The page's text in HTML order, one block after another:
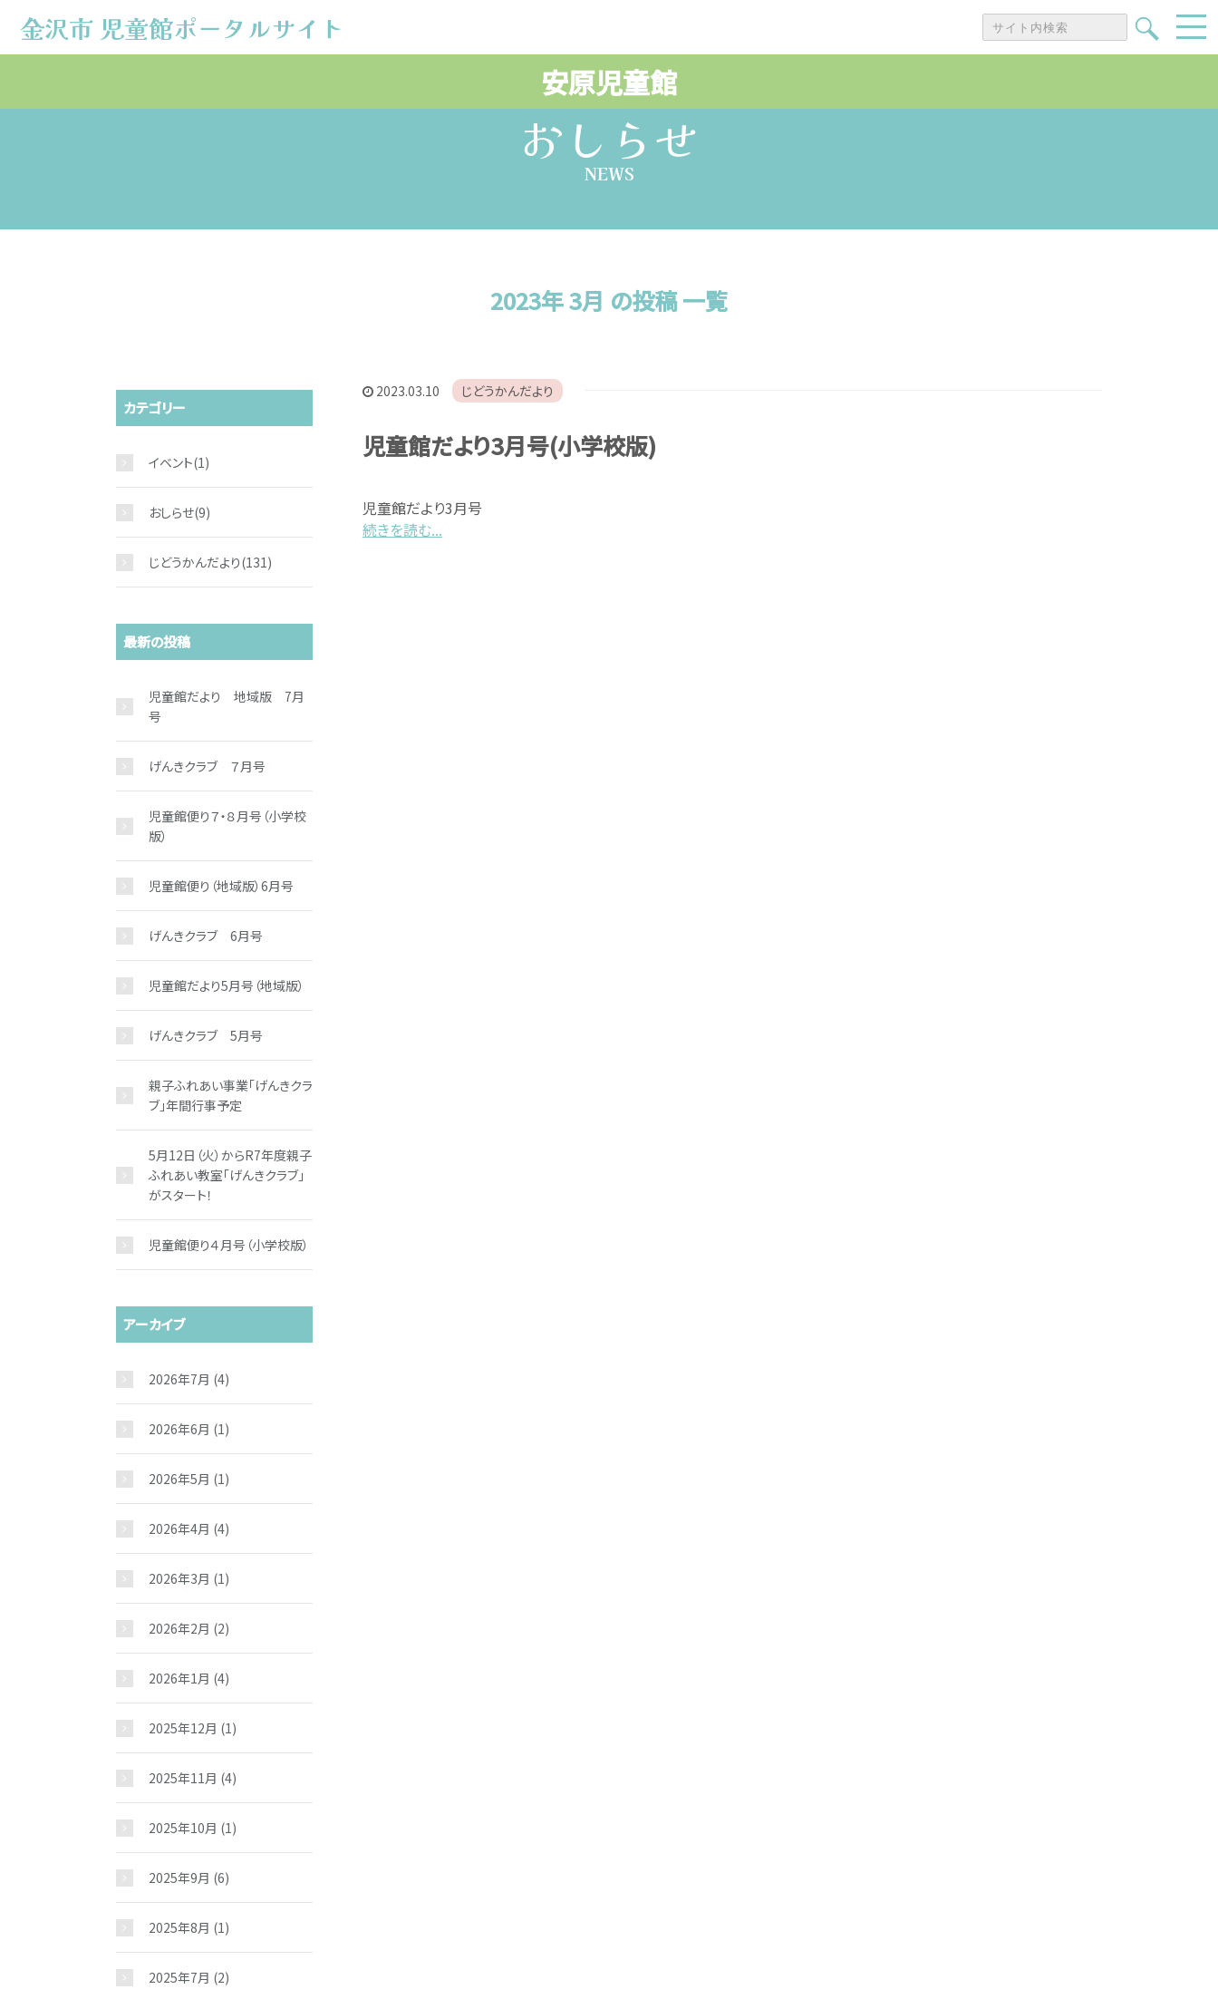
金沢市 児童館ポータルサイト
金沢市 児童館ポータルサイト
おしらせ
NEWS
2023年 3月 の投稿 一覧
2023.03.10 じどうかんだより
児童館だより3月号(小学校版)
児童館だより3月号
続きを読む...
カテゴリー
イベント(1)
おしらせ(9)
じどうかんだより(131)
最新の投稿
児童館だより 地域版 7月
号
げんきクラブ ７月号
児童館便り７・８月号（小学校
版）
児童館便り（地域版）6月号
げんきクラブ 6月号
児童館だより5月号（地域版）
げんきクラブ 5月号
親子ふれあい事業「げんきクラ
ブ」年間行事予定
5月12日（火）からR7年度親子
ふれあい教室「げんきクラブ」
がスタート！
児童館便り４月号（小学校版）
アーカイブ
2026年7月 (4)
2026年6月 (1)
2026年5月 (1)
2026年4月 (4)
2026年3月 (1)
2026年2月 (2)
2026年1月 (4)
2025年12月 (1)
2025年11月 (4)
2025年10月 (1)
2025年9月 (6)
2025年8月 (1)
2025年7月 (2)
安原児童館